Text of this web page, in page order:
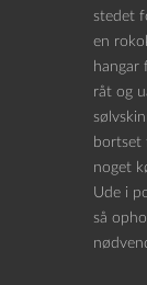
stedet
en
hangar
råt og
bortset
noget
Ude i
så